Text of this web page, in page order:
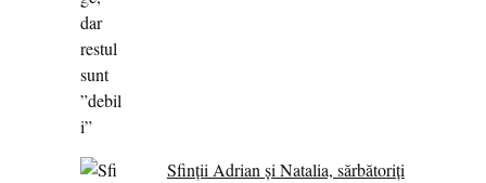
Sfinții Adrian și Natalia, sărbătoriți